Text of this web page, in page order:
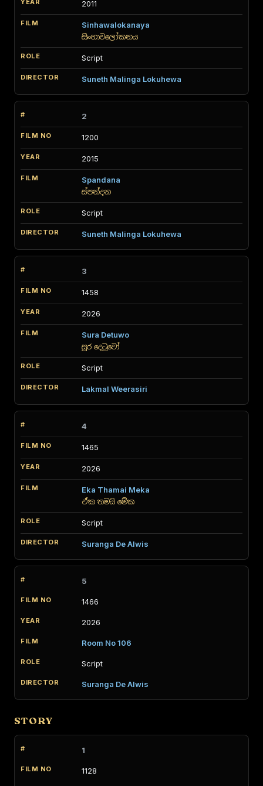
2011
Sinhawalokanaya
සිංහාවලෝකනය
Script
Suneth Malinga Lokuhewa
2
1200
2015
Spandana
ස්පන්දන
Script
Suneth Malinga Lokuhewa
3
1458
2026
Sura Detuwo
සුර දෙටුවෝ
Script
Lakmal Weerasiri
4
1465
2026
Eka Thamai Meka
ඒක තමයි මේක
Script
Suranga De Alwis
5
1466
2026
Room No 106
Script
Suranga De Alwis
STORY
1
1128